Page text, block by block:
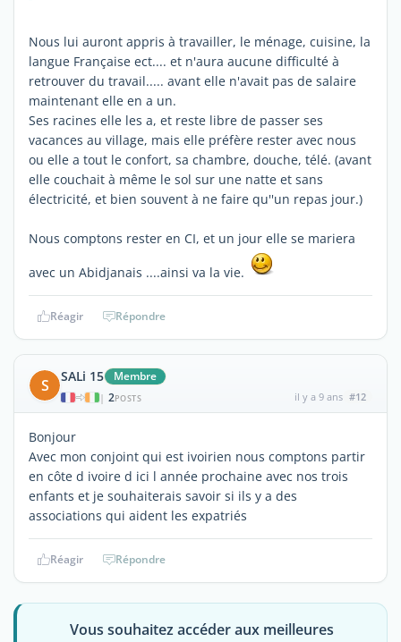
Nous lui auront appris à travailler, le ménage, cuisine, la
langue Française ect.... et n'aura aucune difficulté à
retrouver du travail..... avant elle n'avait pas de salaire
maintenant elle en a un.
Ses racines elle les a, et reste libre de passer ses
vacances au village, mais elle préfère rester avec nous
ou elle a tout le confort, sa chambre, douche, télé. (avant
elle couchait à même le sol sur une natte et sans
électricité, et bien souvent à ne faire qu''un repas jour.)
Nous comptons rester en CI, et un jour elle se mariera
avec un Abidjanais ....ainsi va la vie.
Réagir Répondre
S SALi 15 Membre
| 2POSTS il y a 9 ans #12
Bonjour
Avec mon conjoint qui est ivoirien nous comptons partir
en côte d ivoire d ici l année prochaine avec nos trois
enfants et je souhaiterais savoir si ils y a des
associations qui aident les expatriés
Réagir Répondre
Vous souhaitez accéder aux meilleures